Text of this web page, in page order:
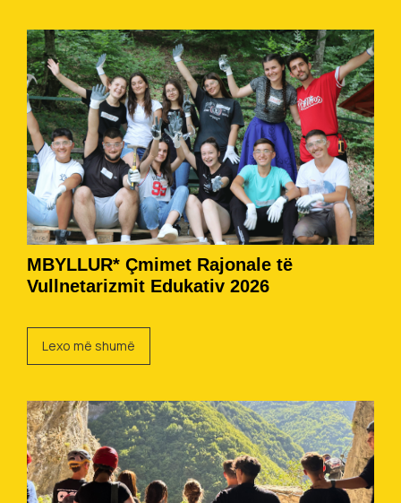
MBYLLUR* Çmimet Rajonale të
Vullnetarizmit Edukativ 2026
Lexo më shumë